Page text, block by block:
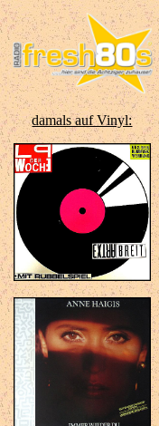
damals auf Vinyl: